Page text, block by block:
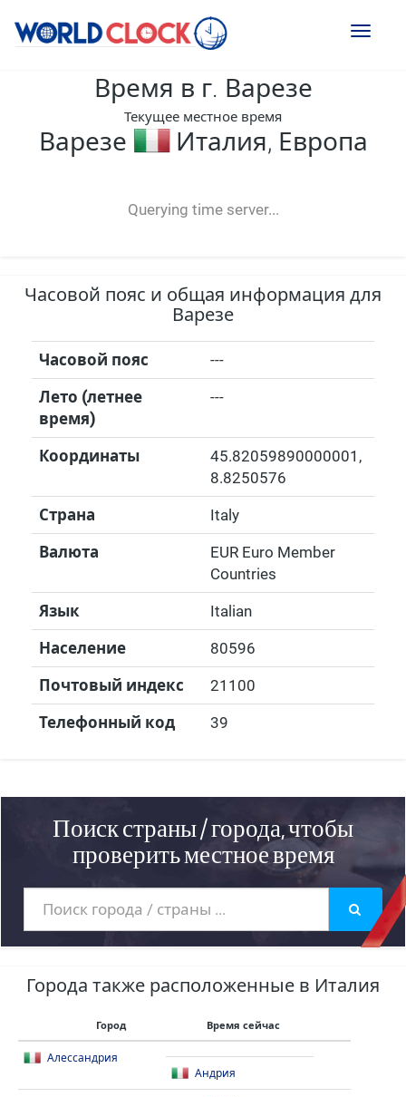
Toggle
Время в г. Варезе
Текущее местное время
Варезе Италия, Европа
Querying time server...
-- ---- ----
Часовой пояс и общая информация для
Варезе
Часовой пояс ---
Лето (летнее
время)
---
Координаты 45.82059890000001 ,
8.8250576
Страна Italy
Валюта
EUR Euro Member
Countries
Язык Italian
Население 80596
Почтовый индекс 21100
Телефонный код 39
Поиск страны / города, чтобы
проверить местное время
Города также расположенные в Италия
Город Время сейчас
Алессандрия
Андрия